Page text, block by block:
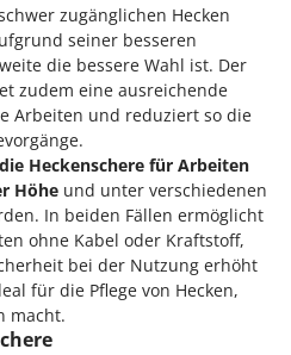
zugänglichen Hecken
seiner besseren
die bessere Wahl ist. Der
zudem eine ausreichende
Arbeiten und reduziert so die
Heckenschere für Arbeiten
Höhe und unter verschiedenen
In beiden Fällen ermöglicht
ohne Kabel oder Kraftstoff,
bei der Nutzung erhöht
für die Pflege von Hecken,
macht.